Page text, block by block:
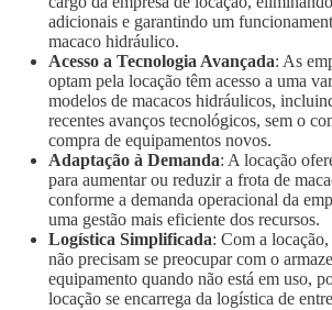
adicionais e garantindo um
macaco hidráulico.
Acesso a Tecnologia Avançada: As
optam pela locação têm acesso a uma
modelos de macacos hidráulicos,
recentes avanços tecnológicos, sem o
compra de equipamentos novos.
Adaptação à Demanda: A locação
para aumentar ou reduzir a frota de
conforme a demanda operacional da
uma gestão mais eficiente dos recursos.
Logística Simplificada: Com a locação,
não precisam se preocupar com o
equipamento quando não está em uso,
locação se encarrega da logística de